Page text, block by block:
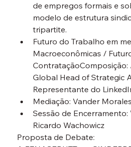
de empregos formais e
modelo de estrutura
tripartite.
Futuro do Trabalho em
Macroeconômicas /
ContrataçãoComposição:
Global Head of Strategic
Representante do
Mediação: Vander Morales
Sessão de Encerramento:
Ricardo Wachowicz
Proposta de Debate: